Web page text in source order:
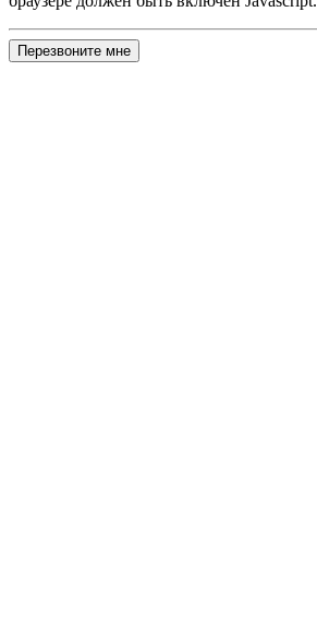
Перезвоните мне